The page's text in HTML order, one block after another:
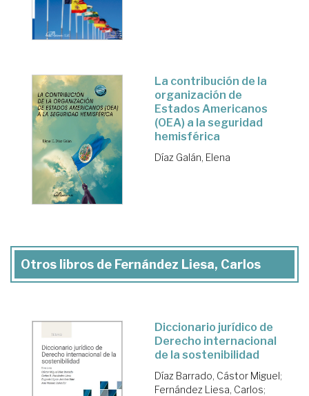
La contribución de la
organización de
Estados Americanos
(OEA) a la seguridad
hemisférica
Díaz Galán, Elena
Otros libros de Fernández Liesa, Carlos
Diccionario jurídico de
Derecho internacional
de la sostenibilidad
Díaz Barrado, Cástor Miguel;
Fernández Liesa, Carlos;